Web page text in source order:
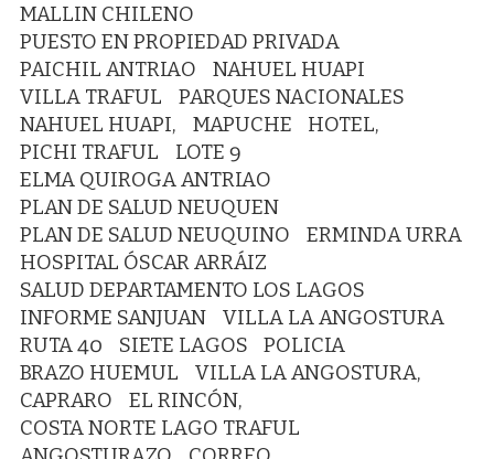
MALLIN CHILENO
PUESTO EN PROPIEDAD PRIVADA
PAICHIL ANTRIAO
NAHUEL HUAPI
VILLA TRAFUL
PARQUES NACIONALES
NAHUEL HUAPI,
MAPUCHE
HOTEL,
PICHI TRAFUL
LOTE 9
ELMA QUIROGA ANTRIAO
PLAN DE SALUD NEUQUEN
PLAN DE SALUD NEUQUINO
ERMINDA URRA
HOSPITAL ÓSCAR ARRÁIZ
SALUD DEPARTAMENTO LOS LAGOS
INFORME SANJUAN
VILLA LA ANGOSTURA
RUTA 40
SIETE LAGOS
POLICIA
BRAZO HUEMUL
VILLA LA ANGOSTURA,
CAPRARO
EL RINCÓN,
COSTA NORTE LAGO TRAFUL